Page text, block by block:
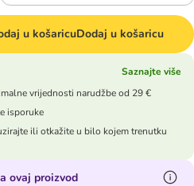
u košaricuDodaj u košaricu
Saznajte više
vrijednosti narudžbe od 29 €
isporuke
ili otkažite u bilo kojem trenutku
ovaj proizvod